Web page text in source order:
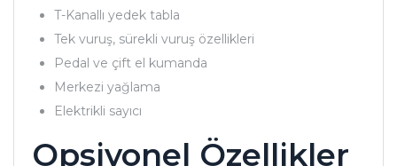
T-Kanallı yedek tabla
Tek vuruş, sürekli vuruş özellikleri
Pedal ve çift el kumanda
Merkezi yağlama
Elektrikli sayıcı
Opsiyonel Özellikler